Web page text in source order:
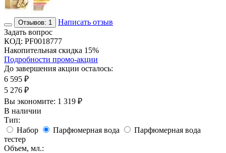
Отзывов: 1
Написать отзыв
Задать вопрос
КОД: PF0018777
Накопительная скидка 15%
Подробности промо-акции
До завершения акции осталось:
6 595 ₽
5 276 ₽
Вы экономите: 1 319 ₽
В наличии
Тип:
Набор
Парфюмерная вода
Парфюмерная вода
тестер
Объем, мл.: